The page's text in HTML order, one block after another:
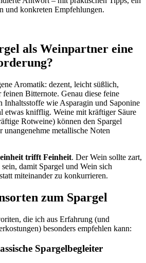
und konkreten Empfehlungen.
als Weinpartner eine
Aromatik: dezent, leicht süßlich,
Bitternote. Genau diese feine
Inhaltsstoffe wie Asparagin und Saponine
etwas knifflig. Weine mit kräftiger Säure
Rotweine) können den Spargel
unangenehme metallische Noten
trifft Feinheit. Der Wein sollte zart,
damit Spargel und Wein sich
miteinander zu konkurrieren.
zum Spargel
die ich aus Erfahrung (und
besonders empfehlen kann:
Spargelbegleiter